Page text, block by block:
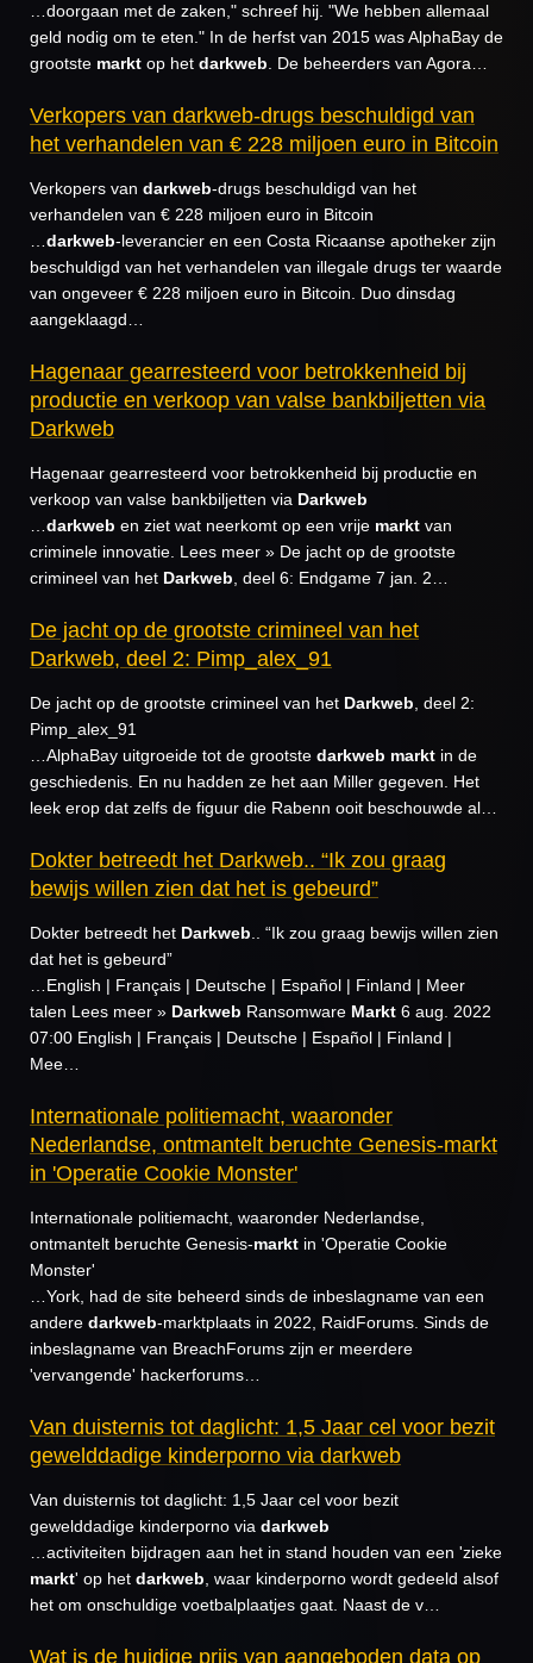
…doorgaan met de zaken," schreef hij. "We hebben allemaal
geld nodig om te eten." In de herfst van 2015 was AlphaBay de
grootste markt op het darkweb . De beheerders van Agora…
Verkopers van darkweb-drugs beschuldigd van
het verhandelen van € 228 miljoen euro in Bitcoin
Verkopers van darkweb-drugs beschuldigd van het
verhandelen van € 228 miljoen euro in Bitcoin
darkweb-leverancier en een Costa Ricaanse apotheker zijn
beschuldigd van het verhandelen van illegale drugs ter waarde
van ongeveer € 228 miljoen euro in Bitcoin. Duo dinsdag
aangeklaagd…
Hagenaar gearresteerd voor betrokkenheid bij
productie en verkoop van valse bankbiljetten via
Darkweb
Hagenaar gearresteerd voor betrokkenheid bij productie en
verkoop van valse bankbiljetten via Darkweb
darkweb en ziet wat neerkomt op een vrije markt van
criminele innovatie. Lees meer » De jacht op de grootste
crimineel van het Darkweb , deel 6: Endgame 7 jan. 2…
De jacht op de grootste crimineel van het
Darkweb, deel 2: Pimp_alex_91
De jacht op de grootste crimineel van het Darkweb , deel 2:
Pimp_alex_91
…AlphaBay uitgroeide tot de grootste darkweb markt in de
geschiedenis. En nu hadden ze het aan Miller gegeven. Het
leek erop dat zelfs de figuur die Rabenn ooit beschouwde al…
Dokter betreedt het Darkweb.. “Ik zou graag
bewijs willen zien dat het is gebeurd”
Dokter betreedt het Darkweb .. “Ik zou graag bewijs willen zien
dat het is gebeurd”
…English | Français | Deutsche | Español | Finland | Meer
talen Lees meer » Darkweb Ransomware Markt 6 aug. 2022
07:00 English | Français | Deutsche | Español | Finland |
Mee…
Internationale politiemacht, waaronder
Nederlandse, ontmantelt beruchte Genesis-markt
in 'Operatie Cookie Monster'
Internationale politiemacht, waaronder Nederlandse,
ontmantelt beruchte Genesis-markt in 'Operatie Cookie
Monster'
…York, had de site beheerd sinds de inbeslagname van een
andere darkweb-marktplaats in 2022, RaidForums. Sinds de
inbeslagname van BreachForums zijn er meerdere
'vervangende' hackerforums…
Van duisternis tot daglicht: 1,5 Jaar cel voor bezit
gewelddadige kinderporno via darkweb
Van duisternis tot daglicht: 1,5 Jaar cel voor bezit
gewelddadige kinderporno via darkweb
…activiteiten bijdragen aan het in stand houden van een 'zieke
markt' op het darkweb , waar kinderporno wordt gedeeld alsof
het om onschuldige voetbalplaatjes gaat. Naast de v…
Wat is de huidige prijs van aangeboden data op